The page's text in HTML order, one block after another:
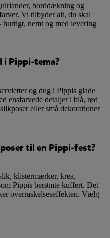
borddækning og
Vi tilbyder alt, du skal
hurtigt, nemt og med levering
Pippi-tema?
og dug i Pippis glade
ensfarvede detaljer i blå, rød
eller små dekorationer
til en Pippi-fest?
klistermærker, krea,
Pippis berømte kuffert. Det
overraskelseseffekten. Vælg